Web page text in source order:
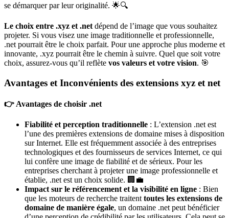
se démarquer par leur originalité. 🌟🔍
Le choix entre .xyz et .net dépend de l’image que vous souhaitez
projeter. Si vous visez une image traditionnelle et professionnelle,
.net pourrait être le choix parfait. Pour une approche plus moderne et
innovante, .xyz pourrait être le chemin à suivre. Quel que soit votre
choix, assurez-vous qu’il reflète vos valeurs et votre vision. 🎯
Avantages et Inconvénients des extensions xyz et net
👉 Avantages de choisir .net
Fiabilité et perception traditionnelle : L’extension .net est
l’une des premières extensions de domaine mises à disposition
sur Internet. Elle est fréquemment associée à des entreprises
technologiques et des fournisseurs de services Internet, ce qui
lui confère une image de fiabilité et de sérieux. Pour les
entreprises cherchant à projeter une image professionnelle et
établie, .net est un choix solide. 🏢💼
Impact sur le référencement et la visibilité en ligne : Bien
que les moteurs de recherche traitent toutes les extensions de
domaine de manière égale, un domaine .net peut bénéficier